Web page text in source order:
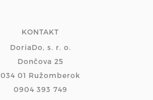
KONTAKT
DoriaDo, s. r. o.
Dončova 25
034 01 Ružomberok
0904 393 749